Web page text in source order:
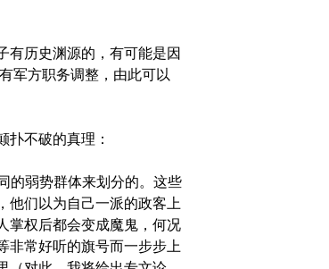
有历史渊源的，有可能是因
军方职务调整，由此可以
不破的真理：
的弱势群体来划分的。这些
他们以为自己一派的政客上
掌权后都会变成魔鬼，何况
非常好听的旗号而一步步上